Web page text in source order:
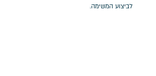
לביצוע המשימה.